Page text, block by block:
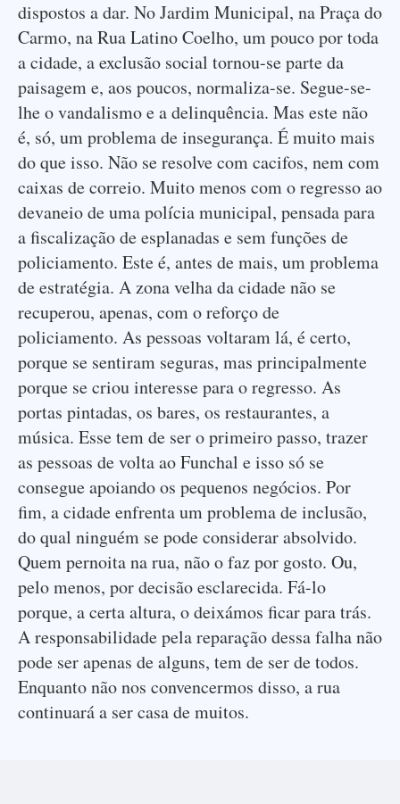
dispostos a dar. No Jardim Municipal, na Praça do
Carmo, na Rua Latino Coelho, um pouco por toda
a cidade, a exclusão social tornou-se parte da
paisagem e, aos poucos, normaliza-se. Segue-se-
lhe o vandalismo e a delinquência. Mas este não
é, só, um problema de insegurança. É muito mais
do que isso. Não se resolve com cacifos, nem com
caixas de correio. Muito menos com o regresso ao
devaneio de uma polícia municipal, pensada para
a fiscalização de esplanadas e sem funções de
policiamento. Este é, antes de mais, um problema
de estratégia. A zona velha da cidade não se
recuperou, apenas, com o reforço de
policiamento. As pessoas voltaram lá, é certo,
porque se sentiram seguras, mas principalmente
porque se criou interesse para o regresso. As
portas pintadas, os bares, os restaurantes, a
música. Esse tem de ser o primeiro passo, trazer
as pessoas de volta ao Funchal e isso só se
consegue apoiando os pequenos negócios. Por
fim, a cidade enfrenta um problema de inclusão,
do qual ninguém se pode considerar absolvido.
Quem pernoita na rua, não o faz por gosto. Ou,
pelo menos, por decisão esclarecida. Fá-lo
porque, a certa altura, o deixámos ficar para trás.
A responsabilidade pela reparação dessa falha não
pode ser apenas de alguns, tem de ser de todos.
Enquanto não nos convencermos disso, a rua
continuará a ser casa de muitos.